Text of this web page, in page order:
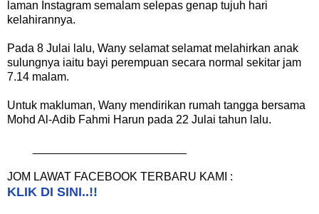
laman Instagram semalam selepas genap tujuh hari
kelahirannya.
Pada 8 Julai lalu, Wany selamat selamat melahirkan anak
sulungnya iaitu bayi perempuan secara normal sekitar jam
7.14 malam.
Untuk makluman, Wany mendirikan rumah tangga bersama
Mohd Al-Adib Fahmi Harun pada 22 Julai tahun lalu.
JOM LAWAT FACEBOOK TERBARU KAMI :
KLIK DI SINI..!!